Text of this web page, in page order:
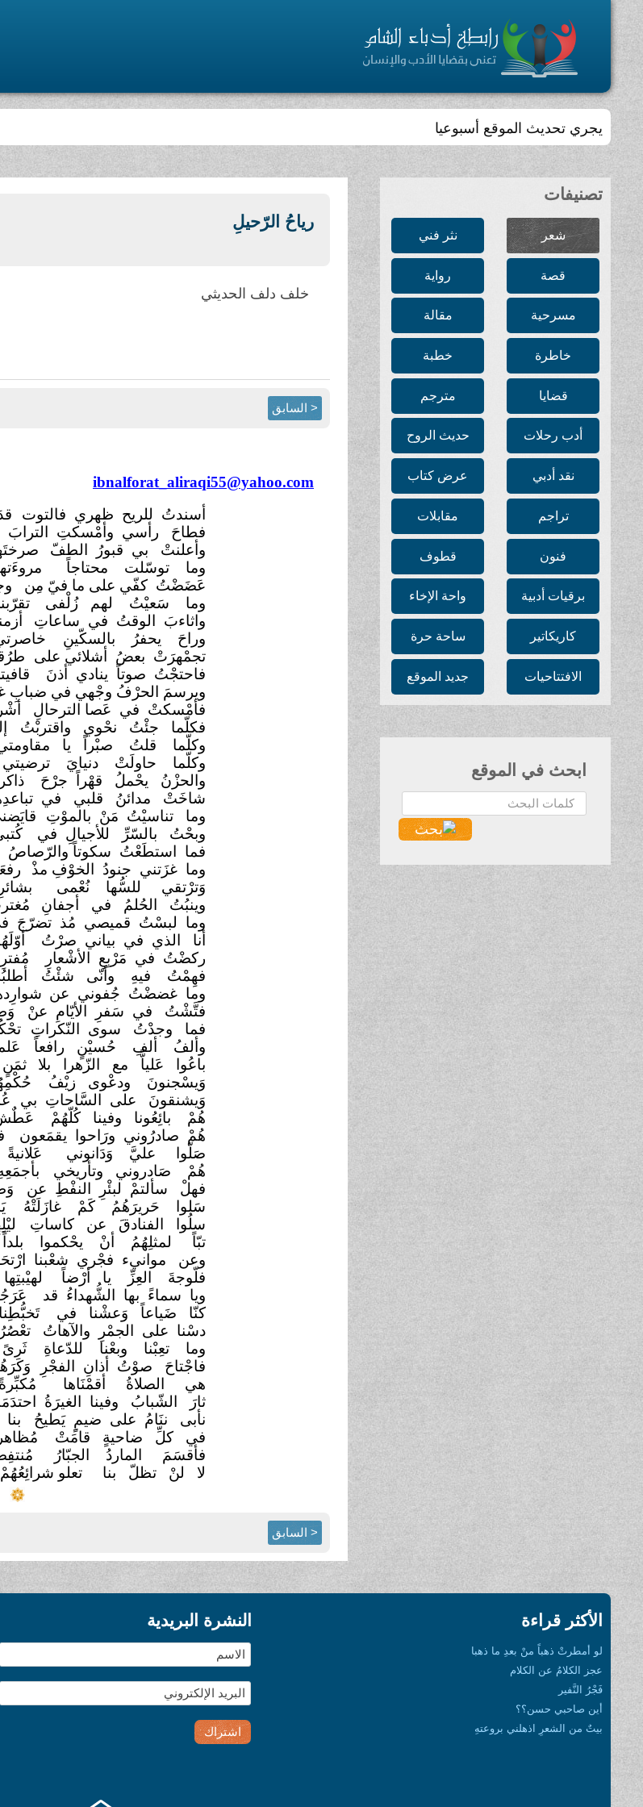
يجري تحديث الموقع أسبوعيا
تصنيفات
شعر نثر فني
قصة رواية
مسرحية مقالة
خاطرة خطبة
قضايا مترجم
أدب رحلات حديث الروح
نقد أدبي عرض كتاب
تراجم مقابلات
فنون قطوف
برقيات أدبية واحة الإخاء
كاريكاتير ساحة حرة
الافتتاحيات جديد الموقع
ابحث في الموقع
البحث...
رياحُ الرّحيلِ
خلف دلف الحديثي
< السابق
ibnalforat_aliraqi55@yahoo.com
أسندتُ للريح ظهري فالتوت
فطاحَ رأسي وأمْسكتِ الترابَ
وأعلنتْ بي قبورُ الطفّ
وما توسّلت محتاجاً
عَضَضْتُ كفّي على ما فيّ مِن
وما سَعيْتُ لهم زُلْفى
واثاءبَ الوقتُ في ساعاتِ
وراحَ يحفرُ بالسكّينِ
تجمْهرَتْ بعضُ أشلائي على
فاحتجْتُ صوتاً ينادي أذنَ
ويرسمَ الحرْفُ وجْهي في ضبابِ
فأمْسكتْ في عَصا الترحالِ
فكلّما جئْتُ نحْوي واقتربْتُ
وكلّما قلتُ صبْراً يا
وكلّما حاولَتْ دنيايَ ترضيتي
والحزْنُ يحْملُ قهْراً جرْحَ
شاخَتْ مدائنُ قلبي في
وما تناسيْتُ مَنْ بالموْتِ
وبحْتُ بالسّرِّ للأجيالِ في
فما استطَعْتُ سكوتاً والرّصاصُ
وما غزَتني جنودُ الخوْفِ مذْ
وَترْتقي للسُّها نُعْمى
وينبُتُ الحُلمُ في أجفانِ
وما لبسْتُ قميصي مُذ تضرّجَ
أنا الذي في بياني صرْتُ
ركضْتُ في مَرْبِعِ الأشْعارِ
فهِمْتُ فيهِ وأنّى شئْتُ
وما غضضْتُ جُفوني عن
فتَّشْتُ في سَفرِ الأيّامِ عنْ
فما وجدْتُ سوى النّكراتِ
وألفُ ألفِ حُسيْنٍ رافعاً
باعُوا عَلياًّ مع الزّهرا بلا
ثمَنٍ
وَيسْجنونَ ودعْوى زيْفُ
وَيشنقونَ على السَّاحاتِ بي
هُمْ بائِعُونا وفينا كُلّهُمْ
هُمْ صادرُوني ورَاحوا يقمَعون
صَلّوا عليَّ وَدَانوني
عَلانيةً
هُمْ صَادروني وتأريخي
فهلْ سألتمْ لبئْرِ النفْطِ عن
سَلوا حَريرَهُمُ كَمْ غازَلَتْهُ
سلُوا الفنادقَ عن كاساتِ
تبّاً لمثلِهُمُ أنْ يحْكموا بلداً
وعن موانيء فجْري شعْبنا
فلّوجةَ العِزِّ يا أرْضاً
لهيْبتِها
ويا سماءً بها الشُّهداءُ قد
كنّا ضَياعاً وَعشْنا في
تَخبُّطِنا
دسْنا على الجمْرِ والآهاتُ
وما تعِبْنا وبعْنا للدّعاةِ
ثَرىً
فاجْتاحَ صوْتُ أذانِ الفجْرِ
هي الصلاةُ أقمْنَاها
مُكبِّرةً
ثارَ الشّبابُ وفينا الغيرَةُ
نأبى ننَامُ على ضيمٍِ يَطيحُ
بنا
في كلِّ ضاحيةٍ قامَتْ
فأقسَمَ الماردُ الجبّارُ
لا لنْ تظلّ بنا
تعلو شرائِعُهُمْ
< السابق
الأكثر قراءة
لو أمطرتْ ذهباً منْ بعدِ ما ذهبا
عجز الكلامُ عن الكلام
فَجْرُ النَّفير
أين صاحبي حسن؟؟
بيتٌ من الشعرِ اذهلني بروعتهِ
النشرة البريدية